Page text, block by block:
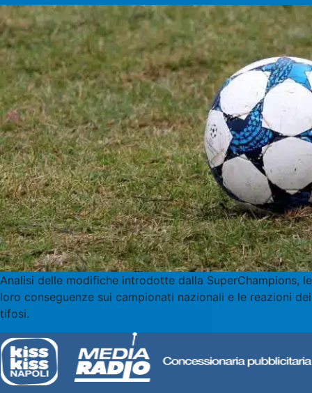
Analisi delle modifiche introdotte dalla SuperChampions, le
loro conseguenze sui campionati nazionali e le reazioni dei
tifosi.